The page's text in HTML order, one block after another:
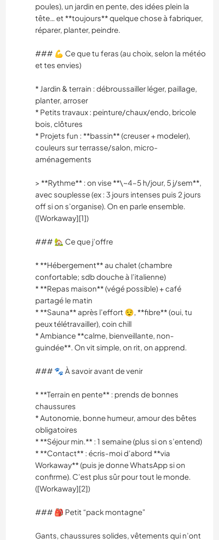
poules), un jardin en pente, des idées plein la
tête… et **toujours** quelque chose à fabriquer,
réparer, planter, peindre.
### 💪 Ce que tu feras (au choix, selon la météo
et tes envies)
* Jardin & terrain : débroussailler léger, paillage,
planter, arroser
* Petits travaux : peinture/chaux/endo, bricole
bois, clôtures
* Projets fun : **bassin** (creuser + modeler),
couleurs sur terrasse/salon, micro-
aménagements
> **Rythme** : on vise **\~4–5 h/jour, 5 j/sem**,
avec souplesse (ex : 3 jours intenses puis 2 jours
off si on s’organise). On en parle ensemble.
([Workaway][1])
### 🏡 Ce que j’offre
* **Hébergement** au chalet (chambre
confortable; sdb douche à l’italienne)
* **Repas maison** (végé possible) + café
partagé le matin
* **Sauna** après l’effort 😌, **fibre** (oui, tu
peux télétravailler), coin chill
* Ambiance **calme, bienveillante, non-
guindée**. On vit simple, on rit, on apprend.
### 🐾 À savoir avant de venir
* **Terrain en pente** : prends de bonnes
chaussures
* Autonomie, bonne humeur, amour des bêtes
obligatoires
* **Séjour min.** : 1 semaine (plus si on s’entend)
* **Contact** : écris-moi d’abord **via
Workaway** (puis je donne WhatsApp si on
confirme). C’est plus sûr pour tout le monde.
([Workaway][2])
### 🎒 Petit “pack montagne”
Gants, chaussures solides, vêtements qui n’ont